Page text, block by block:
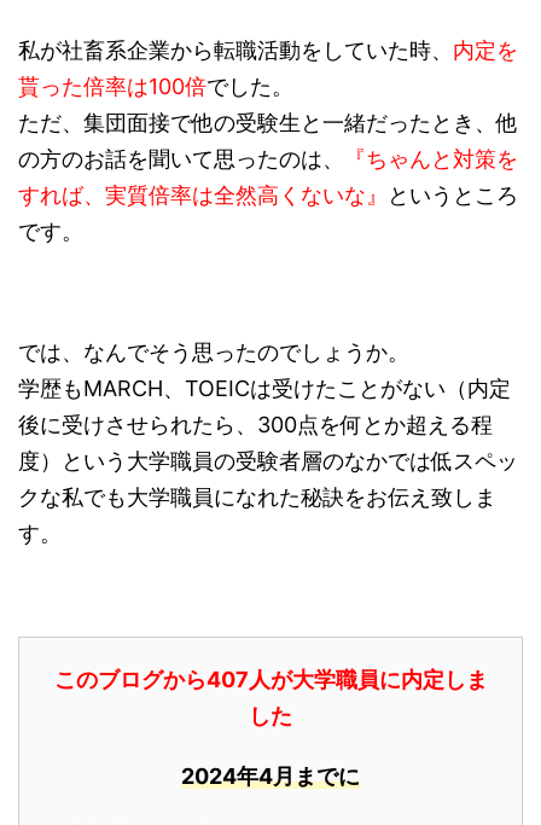
私が社畜系企業から転職活動をしていた時、 内定を
貰った倍率は100倍でした。
ただ、集団面接で他の受験生と一緒だったとき、他
の方のお話を聞いて思ったのは、
『ちゃんと対策を
すれば、実質倍率は全然高くないな』
というところ
です。
では、なんでそう思ったのでしょうか。
学歴もMARCH、TOEICは受けたことがない（内定
後に受けさせられたら、300点を何とか超える程
度）という大学職員の受験者層のなかでは低スペッ
クな私でも大学職員になれた秘訣をお伝え致しま
す。
このブログから407人が大学職員に内定しま
した
2024年4月までに